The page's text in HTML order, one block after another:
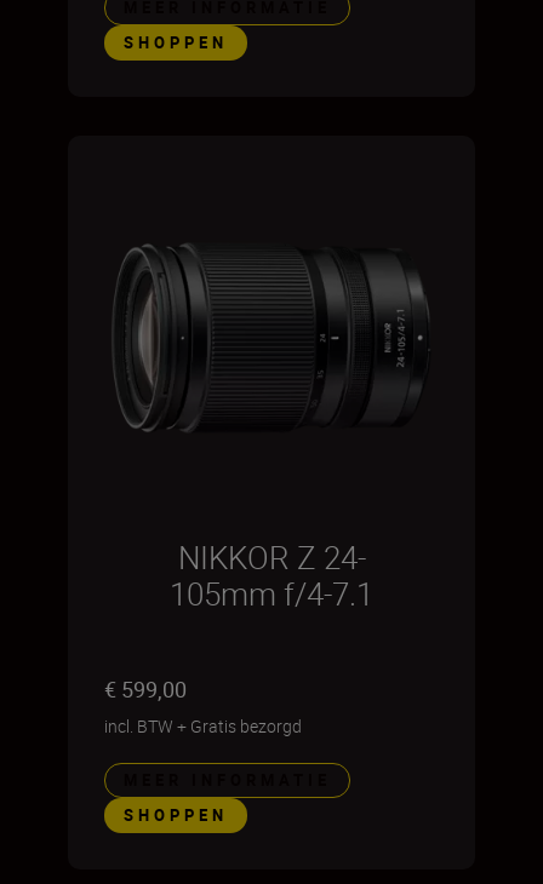
SHOPPEN
NIKKOR Z 24-
105mm f/4-7.1
€ 599,00
incl. BTW + Gratis bezorgd
SHOPPEN